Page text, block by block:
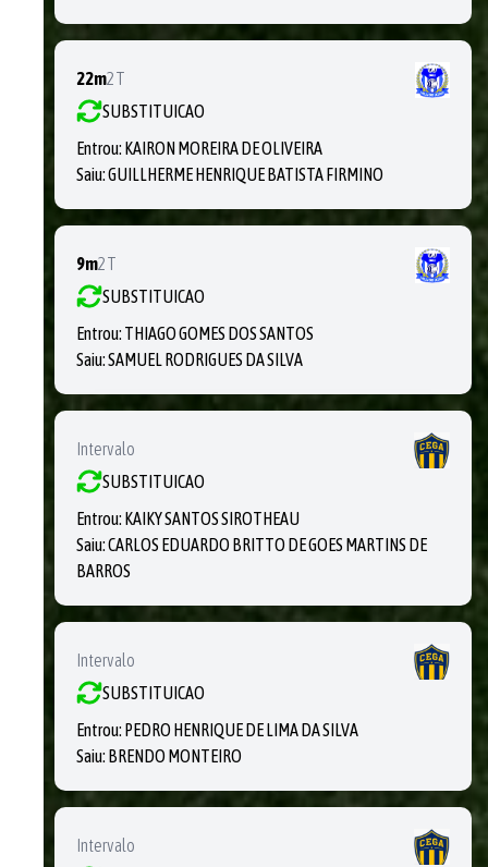
22m2T
SUBSTITUICAO
Entrou: KAIRON MOREIRA DE OLIVEIRA
Saiu:GUILLHERME HENRIQUE BATISTA FIRMINO
9m2T
SUBSTITUICAO
Entrou: THIAGO GOMES DOS SANTOS
Saiu:SAMUEL RODRIGUES DA SILVA
Intervalo
SUBSTITUICAO
Entrou: KAIKY SANTOS SIROTHEAU
Saiu:CARLOS EDUARDO BRITTO DE GOES MARTINS DE
BARROS
Intervalo
SUBSTITUICAO
Entrou: PEDRO HENRIQUE DE LIMA DA SILVA
Saiu: BRENDO MONTEIRO
Intervalo